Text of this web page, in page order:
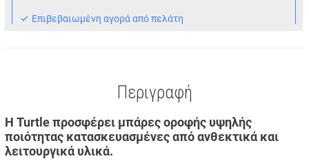
Eπιβεβαιωμένη αγορά από πελάτη
Περιγραφή
Η Turtle προσφέρει μπάρες οροφής υψηλής
ποιότητας κατασκευασμένες από ανθεκτικά και
λειτουργικά υλικά.